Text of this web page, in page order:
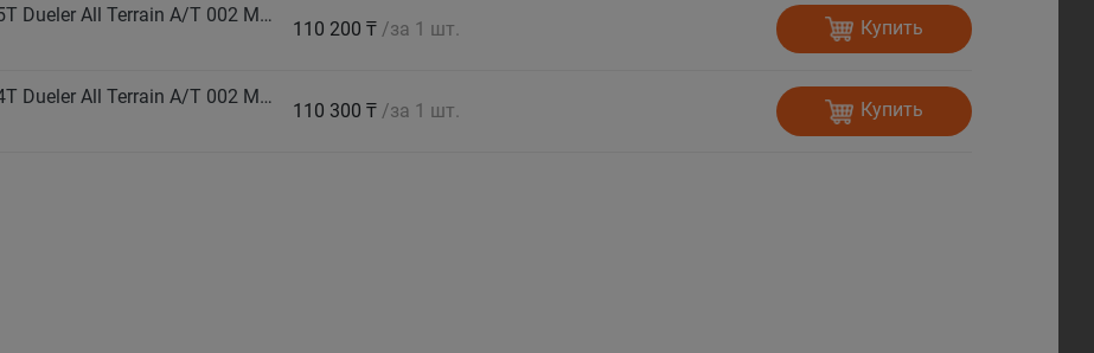
BRIDGESTONE Автошина 275/65 R17 115T Dueler All Terrain A/T 002 M+S
110 200 ₸ /за 1 шт. Купить
BRIDGESTONE Автошина 275/70 R16 114T Dueler All Terrain A/T 002 M+S
110 300 ₸ /за 1 шт. Купить